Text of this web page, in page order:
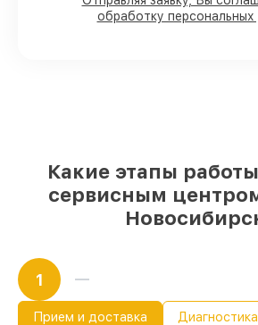
электросамокатов
обработку
Какие этапы
сервисным
1
Прием и доставка Диагностика